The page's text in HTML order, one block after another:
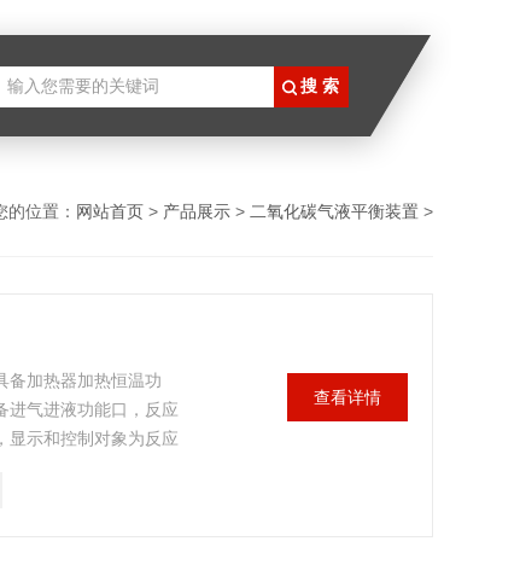
的位置： 网站首页 > 产品展示 > 二氧化碳气液平衡装置 >
备加热器加热恒温功
进气进液功能口，反应
显示和控制对象为反应
速，缓冲罐内部温
查看详情